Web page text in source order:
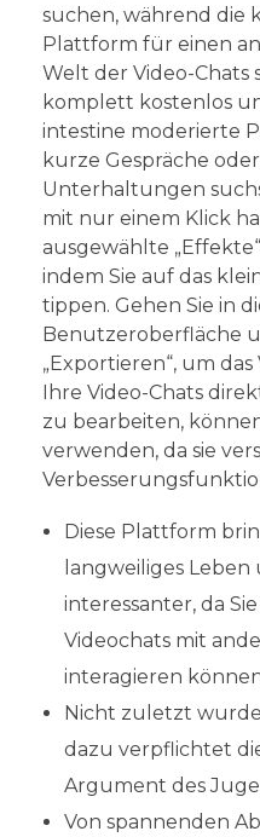
suchen, während die
Plattform für einen
Welt der Video-Chats
komplett kostenlos
intestine moderierte
kurze Gespräche
Unterhaltungen
mit nur einem Klick
ausgewählte
indem Sie auf das
tippen. Gehen Sie in
Benutzeroberfläche
„Exportieren“, um
Ihre Video-Chats
zu bearbeiten,
verwenden, da sie
Diese Plattform
langweiliges
interessanter, da
Videochats mit
interagieren
Nicht zuletzt
dazu verpflichtet
Argument des
Von spannenden